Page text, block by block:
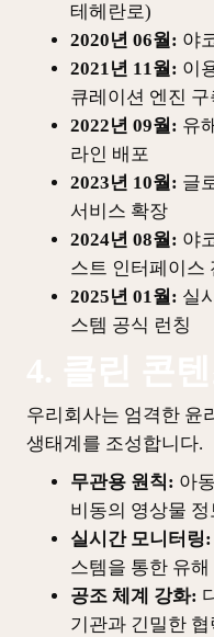
테헤란로)
2020년 06월: 야
2021년 11월: 이
큐레이션 엔진 구
2022년 09월: 유
라인 배포
2023년 10월: 글
서비스 확장
2024년 08월: 야
스트 인터페이스
2025년 01월: 실
스템 공식 런칭
우리회사는 엄격한 윤
생태계를 조성합니다.
무관용 원칙: 아
비동의 영상물
실시간 모니터링:
스템을 통한 유해
공조 체계 강화:
기관과 긴밀한 협